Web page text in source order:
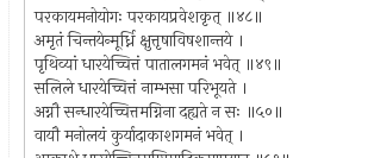
परकायमनोयोगः परकायप्रवेशकृत् ॥४८॥
अमृतं चिन्तयेन्मूर्ध्नि क्षुत्तृषाविषशान्तये ।
पृथिव्यां धारयेच्चित्तं पातालगमनं भवेत् ॥४९॥
सलिले धारयेच्चित्तं नाम्भसा परिभूयते ।
अग्नौ सन्धारयेच्चित्तमग्निना दह्यते न सः ॥५०॥
वायौ मनोलयं कुर्यादाकाशगमनं भवेत् ।